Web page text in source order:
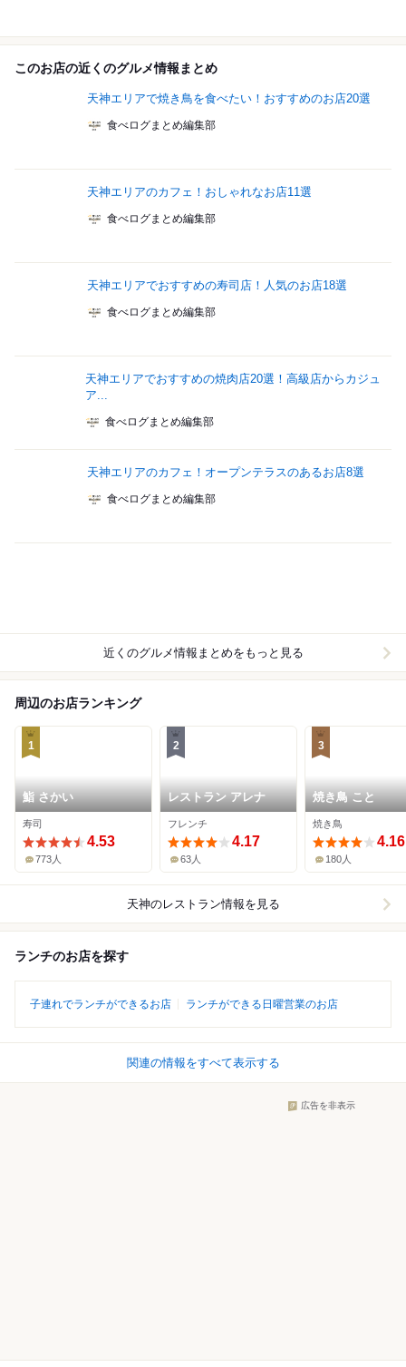
このお店の近くのグルメ情報まとめ
天神エリアで焼き鳥を食べたい！おすすめのお店20選
食べログまとめ編集部
天神エリアのカフェ！おしゃれなお店11選
食べログまとめ編集部
天神エリアでおすすめの寿司店！人気のお店18選
食べログまとめ編集部
天神エリアでおすすめの焼肉店20選！高級店からカジュ
ア...
食べログまとめ編集部
天神エリアのカフェ！オープンテラスのあるお店8選
食べログまとめ編集部
近くのグルメ情報まとめをもっと見る
周辺のお店ランキング
1
鮨 さかい
寿司
4.53
773人
2
レストラン アレナ
フレンチ
4.17
63人
3
焼き鳥 こと
焼き鳥
4.16
180人
天神のレストラン情報を見る
ランチのお店を探す
子連れでランチができるお店 ランチができる日曜営業のお店
関連の情報をすべて表示する
広告を非表示